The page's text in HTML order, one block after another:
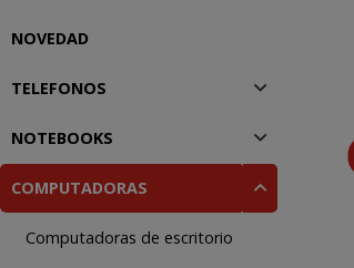
NOVEDAD
TELEFONOS
NOTEBOOKS
COMPUTADORAS
Computadoras de escritorio